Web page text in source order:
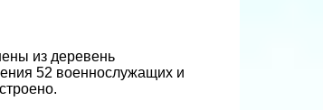
из деревень
52 военнослужащих и